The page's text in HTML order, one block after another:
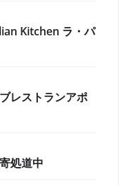
Kitchen ラ・パ
レストランアポ
処道中